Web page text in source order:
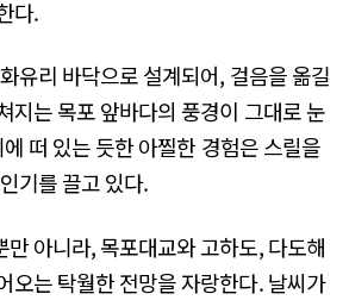
다.
유리 바닥으로 설계되어, 걸음을 옮길
지는 목포 앞바다의 풍경이 그대로 눈
떠 있는 듯한 아찔한 경험은 스릴을
기를 끌고 있다.
만 아니라, 목포대교와 고하도, 다도해
오는 탁월한 전망을 자랑한다. 날씨가